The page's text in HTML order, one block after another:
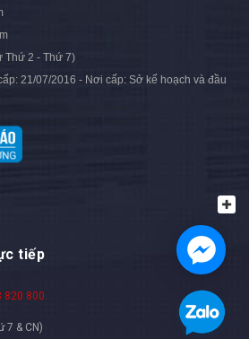
Thứ 2 - Thứ 7)
21/07/2016 - Nơi cấp: Sở kế hoạch và đầu
tiếp
820 800
7 & CN)